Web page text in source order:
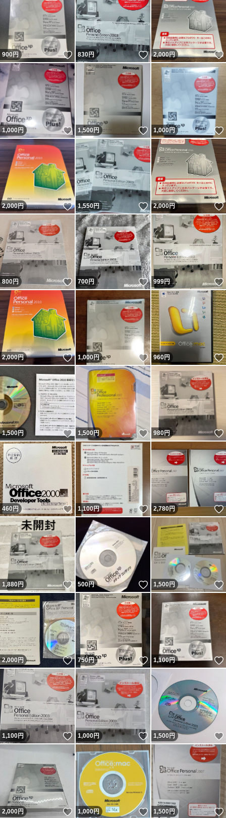
900円 いいね！
830円 いいね！
2,000円
1,000 円 いいね！
1,500円 いいね！
1,000円
2,000円 いいね！
1,550円 いいね！
2,000円
800円 いいね！
700円 いいね！
999円
2,000円 いいね！
1,000円 いいね！
960円
1,500円 いいね！
1,500円 いいね！
980円
460円 いいね！
1,100円 いいね！
2,780円
1,880円 いいね！
500円 いいね！
1,500円
2,000円 いいね！
750円 いいね！
1,100円
1,100円 いいね！
1,000円 いいね！
1,500円
2,000円 いいね！
1,000円 いいね！
1,500円